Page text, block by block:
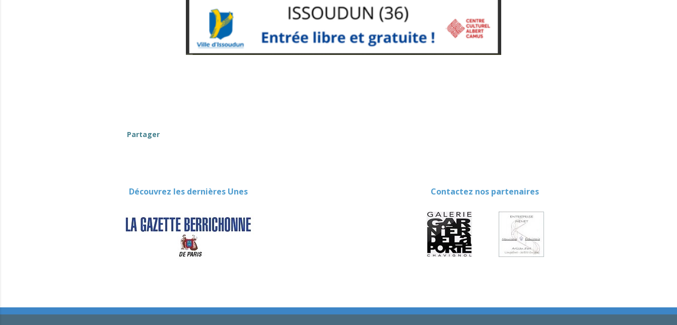
Partager
Découvrez les dernières Unes Contactez nos partenaires